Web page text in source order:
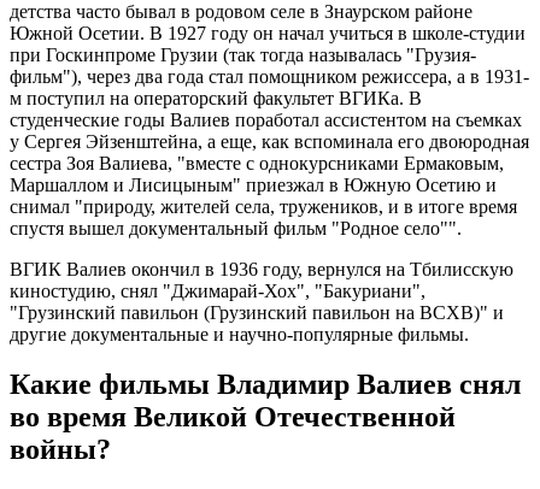
детства часто бывал в родовом селе в Знаурском районе
Южной Осетии. В 1927 году он начал учиться в школе-студии
при Госкинпроме Грузии (так тогда называлась "Грузия-
фильм"), через два года стал помощником режиссера, а в 1931-
м поступил на операторский факультет ВГИКа. В
студенческие годы Валиев поработал ассистентом на съемках
у Сергея Эйзенштейна, а еще, как вспоминала его двоюродная
сестра Зоя Валиева, "вместе с однокурсниками Ермаковым,
Маршаллом и Лисицыным" приезжал в Южную Осетию и
снимал "природу, жителей села, тружеников, и в итоге время
спустя вышел документальный фильм "Родное село"".
ВГИК Валиев окончил в 1936 году, вернулся на Тбилисскую
киностудию, снял "Джимарай-Хох", "Бакуриани",
"Грузинский павильон (Грузинский павильон на ВСХВ)" и
другие документальные и научно-популярные фильмы.
Какие фильмы Владимир Валиев снял
во время Великой Отечественной
войны?